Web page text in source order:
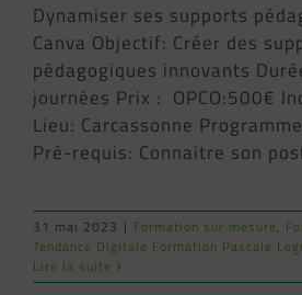
Dynamiser ses supports
Canva Objectif: Créer des
pédagogiques innovants
journées Prix : OPCO:500€
Lieu: Carcassonne
Pré-requis: Connaitre son
31 mai 2023 | Formation sur mesure,
Tendance Digitale Formation Pascale
Lire la suite